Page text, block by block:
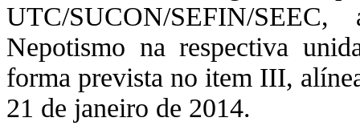
UTC/SUCON/SEFIN/
Nepotismo na respectiva
forma prevista no item III,
21 de janeiro de 2014.